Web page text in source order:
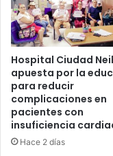
Hospital Ciudad
apuesta por la
para reducir
complicaciones en
pacientes con
insuficiencia
Hace 2 días